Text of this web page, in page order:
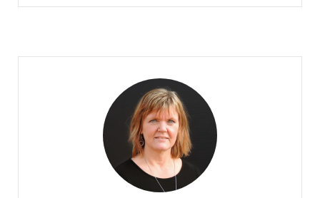
Hercent Corinne
CUSTOMER CARE
Bioley-Orjulaz
Téléphone:
+41 21 977 20 00